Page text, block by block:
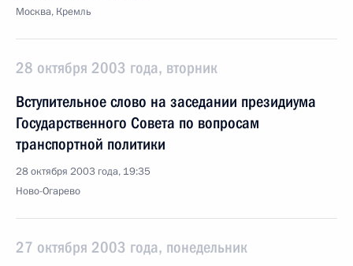
Москва, Кремль
28 октября 2003 года, вторник
Вступительное слово на заседании президиума
Государственного Совета по вопросам
транспортной политики
28 октября 2003 года, 19:35
Ново-Огарево
27 октября 2003 года, понедельник